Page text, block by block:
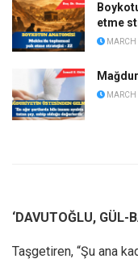
etme
‘DAVUTOĞLU, GÜL-
Taşgetiren, “Şu ana